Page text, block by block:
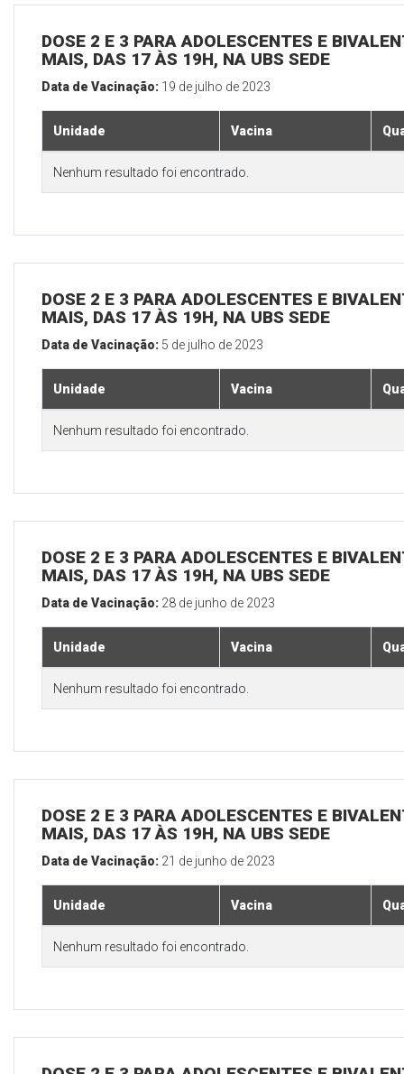
DOSE 2 E 3 PARA ADOLESCENTES E
MAIS, DAS 17 ÀS 19H, NA UBS SEDE
Data de Vacinação: 19 de julho de 2023
Unidade Vacina
Nenhum resultado foi encontrado.
DOSE 2 E 3 PARA ADOLESCENTES E
MAIS, DAS 17 ÀS 19H, NA UBS SEDE
Data de Vacinação: 5 de julho de 2023
Unidade Vacina
Nenhum resultado foi encontrado.
DOSE 2 E 3 PARA ADOLESCENTES E
MAIS, DAS 17 ÀS 19H, NA UBS SEDE
Data de Vacinação: 28 de junho de 2023
Unidade Vacina
Nenhum resultado foi encontrado.
DOSE 2 E 3 PARA ADOLESCENTES E
MAIS, DAS 17 ÀS 19H, NA UBS SEDE
Data de Vacinação: 21 de junho de 2023
Unidade Vacina
Nenhum resultado foi encontrado.